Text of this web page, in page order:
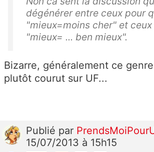
dégénérer entre ceux pour
"mieux=moins cher" et
"mieux= ... ben mieux".
Bizarre, généralement ce
plutôt courut sur UF...
Publié par
15/07/2013 à 15h15